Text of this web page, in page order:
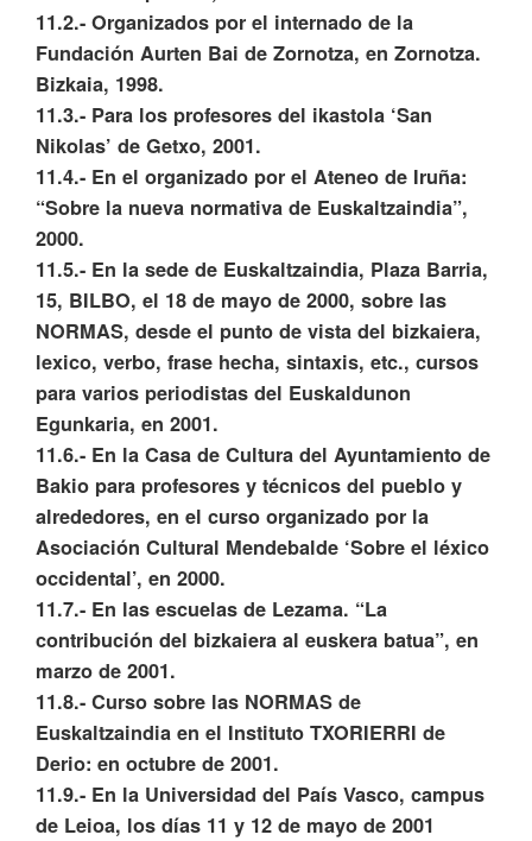
11.2.- Organizados por el internado de la
Fundación Aurten Bai de Zornotza, en Zornotza.
Bizkaia, 1998.
11.3.- Para los profesores del ikastola ‘San
Nikolas’ de Getxo, 2001.
11.4.- En el organizado por el Ateneo de Iruña:
“Sobre la nueva normativa de Euskaltzaindia”,
2000.
11.5.- En la sede de Euskaltzaindia, Plaza Barria,
15, BILBO, el 18 de mayo de 2000, sobre las
NORMAS, desde el punto de vista del bizkaiera,
lexico, verbo, frase hecha, sintaxis, etc., cursos
para varios periodistas del Euskaldunon
Egunkaria, en 2001.
11.6.- En la Casa de Cultura del Ayuntamiento de
Bakio para profesores y técnicos del pueblo y
alrededores, en el curso organizado por la
Asociación Cultural Mendebalde ‘Sobre el léxico
occidental’, en 2000.
11.7.- En las escuelas de Lezama. “La
contribución del bizkaiera al euskera batua”, en
marzo de 2001.
11.8.- Curso sobre las NORMAS de
Euskaltzaindia en el Instituto TXORIERRI de
Derio: en octubre de 2001.
11.9.- En la Universidad del País Vasco, campus
de Leioa, los días 11 y 12 de mayo de 2001